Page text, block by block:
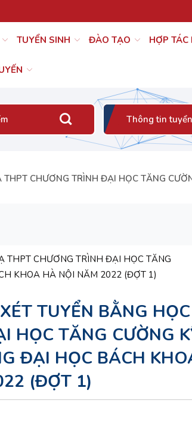
TUYỂN SINH ĐÀO TẠO HỢP TÁC
Thông tin
CHƯƠNG TRÌNH ĐẠI HỌC TĂNG
TUYỂN BẰNG HỌC
HỌC TĂNG CƯỜNG
ĐẠI HỌC BÁCH
(ĐỢT 1)